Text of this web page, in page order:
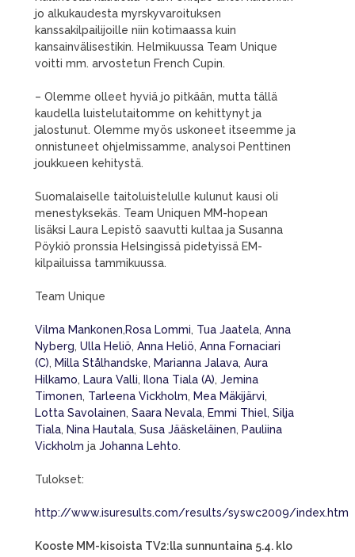
jo alkukaudesta myrskyvaroituksen
kanssakilpailijoille niin kotimaassa kuin
kansainvälisestikin. Helmikuussa Team Unique
voitti mm. arvostetun French Cupin.
– Olemme olleet hyviä jo pitkään, mutta tällä
kaudella luistelutaitomme on kehittynyt ja
jalostunut. Olemme myös uskoneet itseemme ja
onnistuneet ohjelmissamme, analysoi Penttinen
joukkueen kehitystä.
Suomalaiselle taitoluistelulle kulunut kausi oli
menestyksekäs. Team Uniquen MM-hopean
lisäksi Laura Lepistö saavutti kultaa ja Susanna
Pöykiö pronssia Helsingissä pidetyissä EM-
kilpailuissa tammikuussa.
Team Unique
Vilma Mankonen,Rosa Lommi, Tua Jaatela, Anna
Nyberg, Ulla Heliö, Anna Heliö, Anna Fornaciari
(C), Milla Stålhandske, Marianna Jalava, Aura
Hilkamo, Laura Valli, Ilona Tiala (A), Jemina
Timonen, Tarleena Vickholm, Mea Mäkijärvi,
Lotta Savolainen, Saara Nevala, Emmi Thiel, Silja
Tiala, Nina Hautala, Susa Jääskeläinen, Pauliina
Vickholm ja Johanna Lehto.
Tulokset:
http://www.isuresults.com/results/syswc2009/index.htm
Kooste MM-kisoista TV2:lla sunnuntaina 5.4. klo